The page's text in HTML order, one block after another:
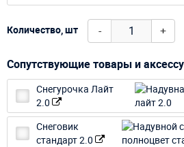
Количество, шт - +
Сопутствующие товары и
Снегурочка Лайт
2.0
Снеговик
стандарт 2.0